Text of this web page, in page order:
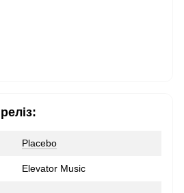
Placebo
Elevator Music